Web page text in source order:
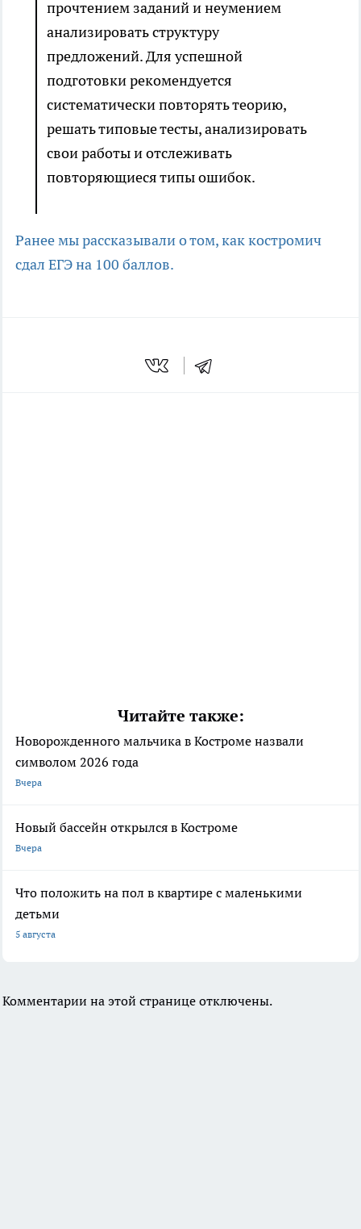
прочтением заданий и неумением
анализировать структуру
предложений. Для успешной
подготовки рекомендуется
систематически повторять теорию,
решать типовые тесты, анализировать
свои работы и отслеживать
повторяющиеся типы ошибок.
Ранее мы рассказывали о том, как костромич
сдал ЕГЭ на 100 баллов.
Читайте также:
Новорожденного мальчика в Костроме назвали
символом 2026 года
Вчера
Новый бассейн открылся в Костроме
Вчера
Что положить на пол в квартире с маленькими
детьми
5 августа
Комментарии на этой странице отключены.